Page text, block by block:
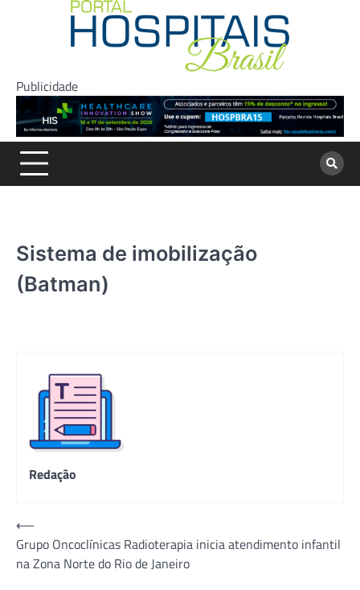
Publicidade
Sistema de imobilização
(Batman)
Redação
Navegação
de
Post
⟵
Grupo Oncoclínicas Radioterapia inicia atendimento infantil
na Zona Norte do Rio de Janeiro